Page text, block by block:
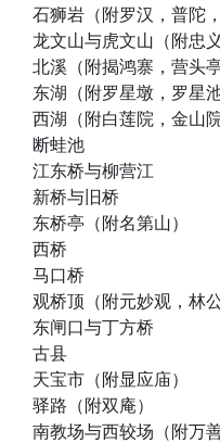
石狮岩（附罗汉，普陀
龙文山与虎文山（附忠
北溪（附揭鸿寨，营头亭
东湖（附罗星墩，罗星池
西湖（附白莲院，金山院
断蛙池
江东桥与柳营江
新桥与旧桥
东桥亭（附名第山）
西桥
马口桥
观桥顶（附元妙观，林
东闸口与丁方桥
古县
天宝市（附显应庙）
驿路（附双庵）
南教场与西较场（附万